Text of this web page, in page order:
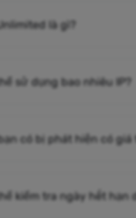
là gì?
sử dụng bao nhiêu IP?
có bị phát hiện có giá
thể kiểm tra ngày hết hạn